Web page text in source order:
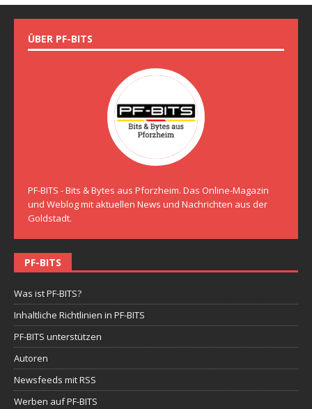
ÜBER PF-BITS
PF-BITS - Bits & Bytes aus Pforzheim. Das Online-Magazin
und Weblog mit aktuellen News und Nachrichten aus der
Goldstadt.
PF-BITS
Was ist PF-BITS?
Inhaltliche Richtlinien in PF-BITS
PF-BITS unterstützen
Autoren
Newsfeeds mit RSS
Werben auf PF-BITS